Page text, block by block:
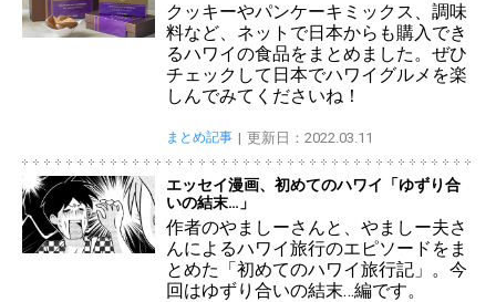
クッキーやパンケーキミックス、調味
料など、ネットで日本からも購入でき
るハワイの食品をまとめました。ぜひ
チェックして日本でハワイグルメを楽
しんでみてくださいね！
まとめ記事 更新日：2022.03.11
エッセイ漫画、初めてのハワイ「ゆずり合
いの結末…」
作者のやましーさんと、やましー夫さ
んによるハワイ旅行のエピソードをま
とめた「初めてのハワイ旅行記」。今
回はゆずり合いの結末…編です。